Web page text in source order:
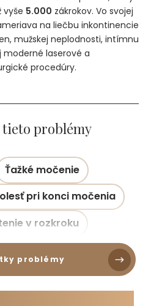
vyše 5.000 zákrokov. Vo svojej
na liečbu inkontinencie
mužskej neplodnosti, intímnu
moderné laserové a
procedúry.
tieto problémy
Ťažké močenie
pri konci močenia
v rozkroku
problémy